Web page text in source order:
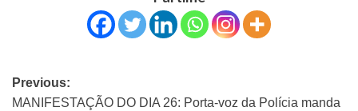
Previous:
MANIFESTAÇÃO DO DIA 26: Porta-voz da Polícia manda